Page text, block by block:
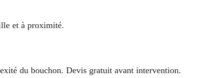
et à proximité.
du bouchon. Devis gratuit avant intervention.